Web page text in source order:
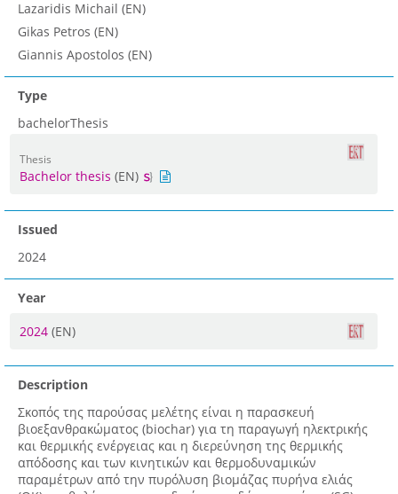
Lazaridis Michail (EN)
Gikas Petros (EN)
Giannis Apostolos (EN)
Type
bachelorThesis
Thesis
Bachelor thesis (EN)
Issued
2024
Year
2024 (EN)
Description
Σκοπός της παρούσας μελέτης είναι η παρασκευή
βιοεξανθρακώματος (biochar) για τη παραγωγή ηλεκτρικής
και θερμικής ενέργειας και η διερεύνηση της θερμικής
απόδοσης και των κινητικών και θερμοδυναμικών
παραμέτρων από την πυρόλυση βιομάζας πυρήνα ελιάς